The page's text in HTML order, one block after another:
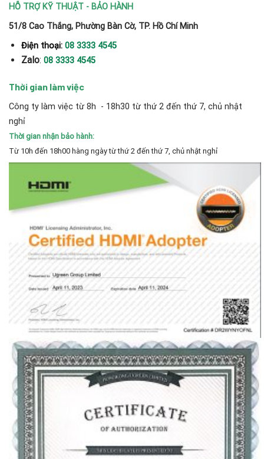
HỖ TRỢ KỸ THUẬT - BẢO HÀNH
51/8 Cao Thắng, Phường Bàn Cờ, TP. Hồ Chí Minh
Điện thoại: 08 3333 4545
Zalo: 08 3333 4545
Thời gian làm việc
Công ty làm việc từ 8h - 18h30 từ thứ 2 đến thứ 7, chủ nhật
nghỉ
Thời gian nhận bảo hành:
Từ 10h đến 18h00 hàng ngày từ thứ 2 đến thứ 7, chủ nhật nghỉ